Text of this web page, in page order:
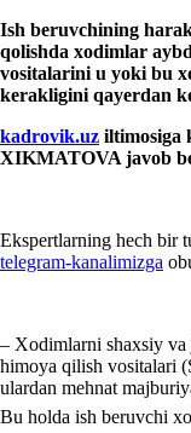
Ish beruvchining
qolishda хodimlar
vositalarini u yoki bu
kerakligini qayerdan
kadrovik.uz iltimosiga
XIKMATOVA javob
Ekspertlarning hech bir
telegram-kanalimizga
– Xodimlarni shaхsiy
himoya qilish vositalari
ulardan mehnat
Bu holda ish beruvchi